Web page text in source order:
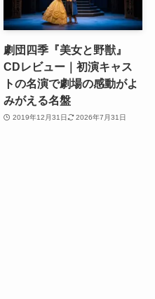
劇団四季『美女と野獣』
CDレビュー｜初演キャス
トの名演で劇場の感動がよ
みがえる名盤
2019年12月31日 2026年7月31日